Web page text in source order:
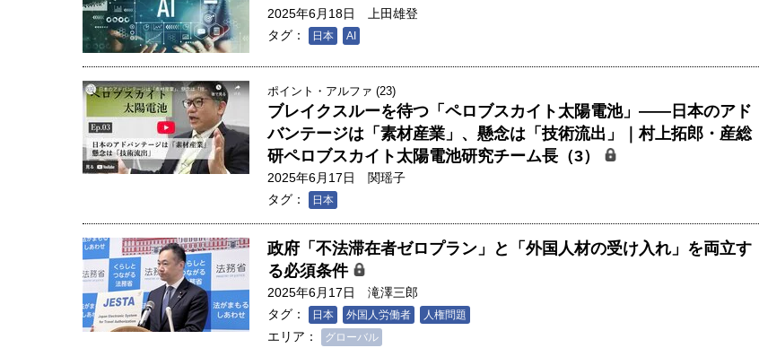
2025年6月18日
上田雄登
タグ：
日本 AI
ポイント・アルファ (23)
ブレイクスルーを待つ「ペロブスカイト太陽電池」――日本のアド
バンテージは「素材産業」、懸念は「技術流出」｜村上拓郎・産総
研ペロブスカイト太陽電池研究チーム長（3）
2025年6月17日
関瑶子
タグ：
日本
政府「不法滞在者ゼロプラン」と「外国人材の受け入れ」を両立す
る必須条件
2025年6月17日
滝澤三郎
タグ：
日本 外国人労働者 人権問題
エリア： グローバル